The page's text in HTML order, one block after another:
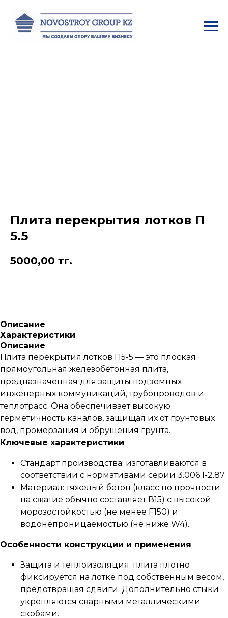
Плита перекрытия лотков П
5.5
5000,00 тг.
Описание
Характеристики
Описание
Плита перекрытия лотков П5-5 — это плоская
прямоугольная железобетонная плита,
предназначенная для защиты подземных
инженерных коммуникаций, трубопроводов и
теплотрасс. Она обеспечивает высокую
герметичность каналов, защищая их от грунтовых
вод, промерзания и обрушения грунта.
Ключевые характеристики
Стандарт производства: изготавливаются в
соответствии с нормативами серии 3.006.1-2.87.
Материал: тяжелый бетон (класс по прочности
на сжатие обычно составляет В15) с высокой
морозостойкостью (не менее F150) и
водонепроницаемостью (не ниже W4).
Особенности конструкции и применения
Защита и теплоизоляция: плита плотно
фиксируется на лотке под собственным весом,
предотвращая сдвиги. Дополнительно стыки
укрепляются сварными металлическими
скобами.